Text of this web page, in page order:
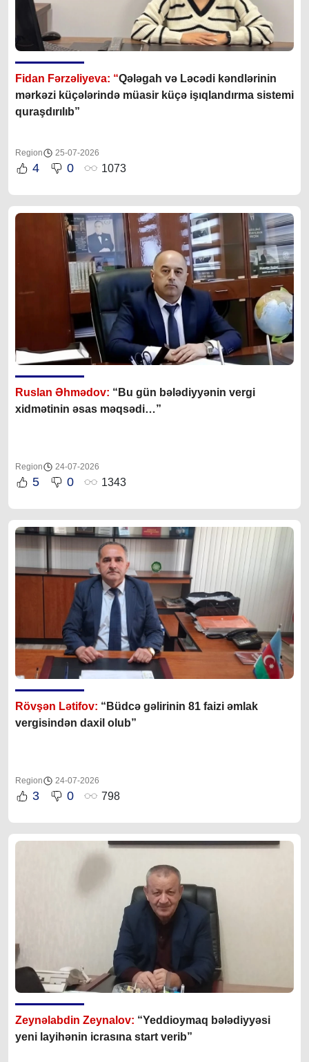
Fidan Fərzəliyeva: “Qələgah və Ləcədi kəndlərinin
mərkəzi küçələrində müasir küçə işıqlandırma sistemi
quraşdırılıb”
Region 25-07-2026
4 0 1073
Ruslan Əhmədov: “Bu gün bələdiyyənin vergi
xidmətinin əsas məqsədi…”
Region 24-07-2026
5 0 1343
Rövşən Lətifov: “Büdcə gəlirinin 81 faizi əmlak
vergisindən daxil olub”
Region 24-07-2026
3 0 798
Zeynəlabdin Zeynalov: “Yeddioymaq bələdiyyəsi
yeni layihənin icrasına start verib”